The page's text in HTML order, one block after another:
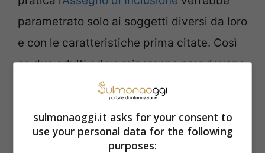
parametrato solo ai soggetti diversi da loro
e con le caratteristiche prima citate. Così
se due adulti ed un minorenne prendevano
il Reddito di Cittadinanza su tre
l’Assegno di Inclusione sul solo minorenne.
sulmonaoggi.it asks for your consent to
use your personal data for the following
purposes: